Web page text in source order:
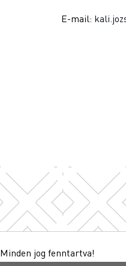
E-mail:
Minden jog fenntartva!